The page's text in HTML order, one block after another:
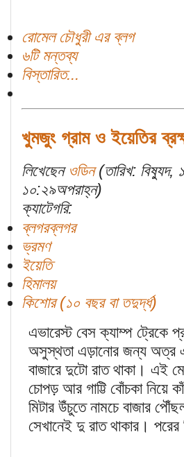
রোমেল চৌধুরী এর ব্লগ
৬টি মন্তব্য
বিস্তারিত...
খুমজুং গ্রাম ও ইয়েতির
লিখেছেন ওডিন(তারিখ:
১০:২৯অপরাহ্ন)
ক্যাটেগরি:
ব্লগরব্লগর
ভ্রমণ
ইয়েতি
হিমালয়
কিশোর (১০ বছর বা তদুর্দ্ধ)
এভারেস্ট বেস ক্যাম্প ট্রেকে
অসুস্থতা এড়ানোর জন্য অত্র
বাজারে দুটো রাত থাকা। এই
চোপড় আর গাট্টি বোঁচকা নিয়ে
মিটার উঁচুতে নামচে বাজার
সেখানেই দু রাত থাকার।